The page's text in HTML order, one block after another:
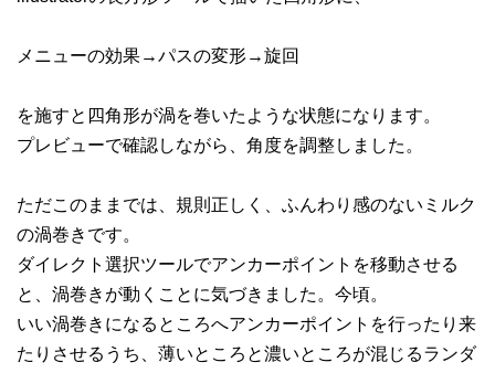
メニューの効果→パスの変形→旋回
を施すと四角形が渦を巻いたような状態になります。
プレビューで確認しながら、角度を調整しました。
ただこのままでは、規則正しく、ふんわり感のないミルク
の渦巻きです。
ダイレクト選択ツールでアンカーポイントを移動させる
と、渦巻きが動くことに気づきました。今頃。
いい渦巻きになるところへアンカーポイントを行ったり来
たりさせるうち、薄いところと濃いところが混じるランダ